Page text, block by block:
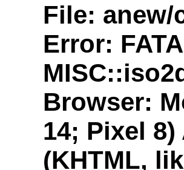
File: anew/
Error:
Browser:
14; Pixel
(KHTML,